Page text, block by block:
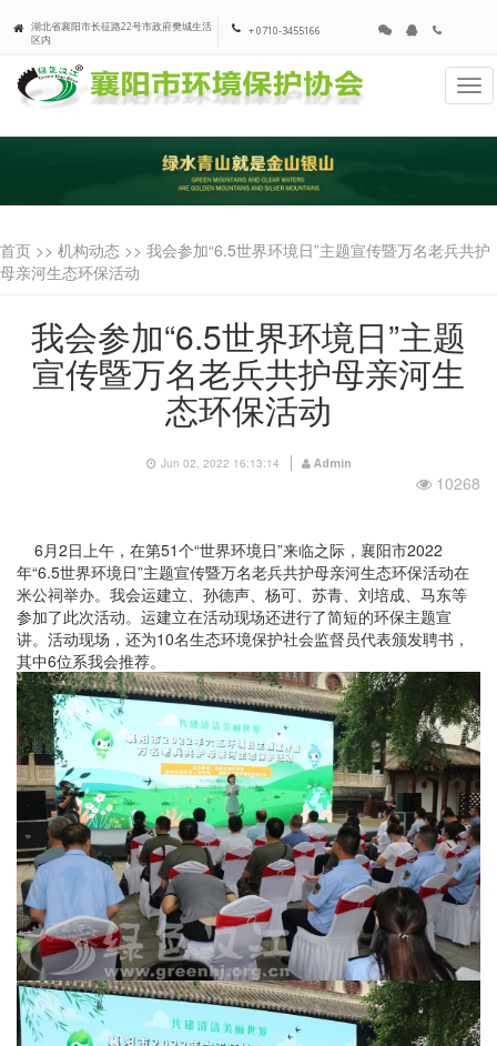
湖北省襄阳市长征路22号市政府樊城生活
区内
+ 0710-3455166
首页 >> 机构动态 >> 我会参加“6.5世界环境日”主题宣传暨万名老兵共护
母亲河生态环保活动
我会参加“6.5世界环境日”主题
宣传暨万名老兵共护母亲河生
态环保活动
Jun 02, 2022 16:13:14 Admin
10268
6月2日上午，在第51个“世界环境日”来临之际，襄阳市2022
年“6.5世界环境日”主题宣传暨万名老兵共护母亲河生态环保活动在
米公祠举办。我会运建立、孙德声、杨可、苏青、刘培成、马东等
参加了此次活动。运建立在活动现场还进行了简短的环保主题宣
讲。活动现场，还为10名生态环境保护社会监督员代表颁发聘书，
其中6位系我会推荐。